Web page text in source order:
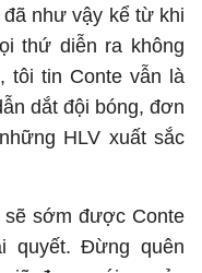
như vậy kể từ khi
thứ diễn ra không
tôi tin Conte vẫn là
dắt đội bóng, đơn
HLV xuất sắc
sẽ sớm được Conte
quyết. Đừng quên